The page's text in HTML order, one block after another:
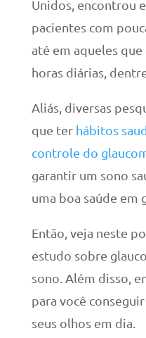
Unidos, encontrou
pacientes com
até em aqueles
horas diárias,
Aliás, diversas
que ter hábitos
controle do
garantir um sono
uma boa saúde em
Então, veja neste
estudo sobre
sono. Além disso,
para você
seus olhos em dia.